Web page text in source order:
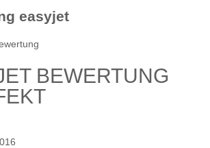
easyjet
BEWERTUNG